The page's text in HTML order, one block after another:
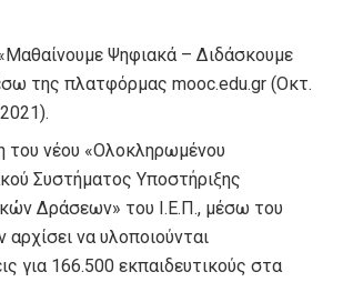
Ψηφιακά – Διδάσκουμε
της πλατφόρμας mooc.edu.gr (Οκτ.
νέου «Ολοκληρωμένου
Συστήματος Υποστήριξης
Δράσεων» του Ι.Ε.Π., μέσω του
αρχίσει να υλοποιούνται
για 166.500 εκπαιδευτικούς στα